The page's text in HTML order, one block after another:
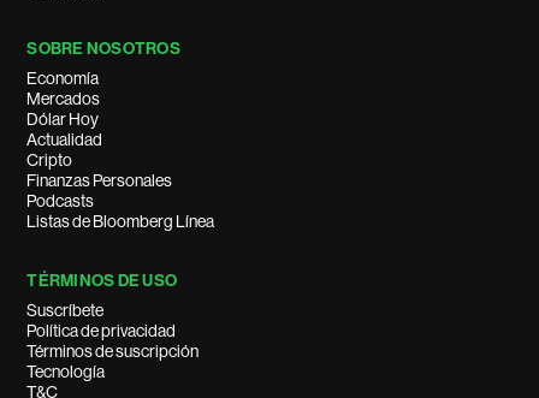
SOBRE NOSOTROS
Economía
Mercados
Dólar Hoy
Actualidad
Cripto
Finanzas Personales
Podcasts
Listas de Bloomberg Línea
TÉRMINOS DE USO
Suscríbete
Política de privacidad
Términos de suscripción
Tecnología
T&C